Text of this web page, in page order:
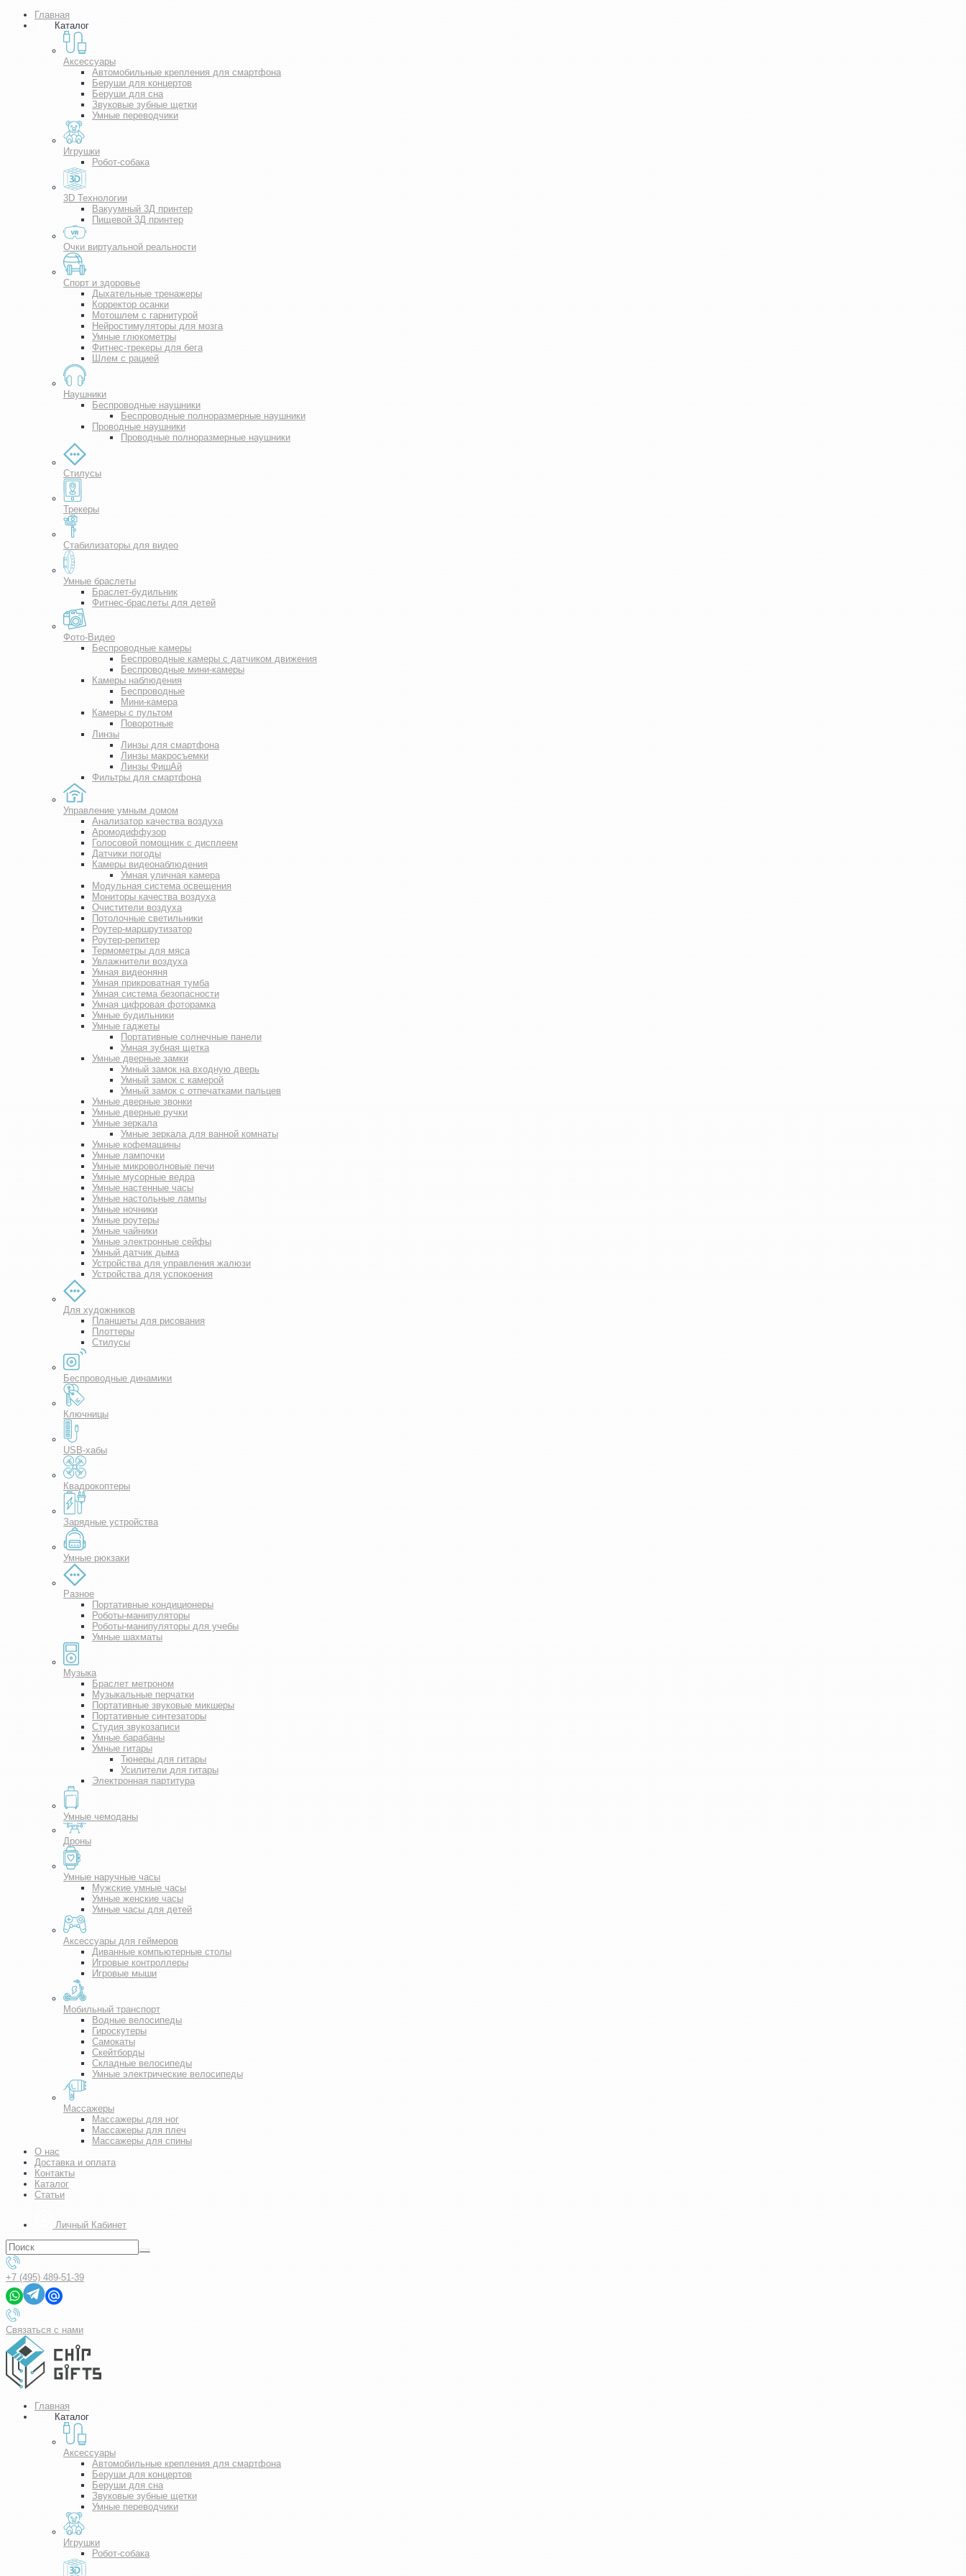
Главная
Каталог
Аксессуары
Автомобильные крепления для смартфона
Беруши для концертов
Беруши для сна
Звуковые зубные щетки
Умные переводчики
Игрушки
Робот-собака
3D Технологии
Вакуумный 3Д принтер
Пищевой 3Д принтер
Очки виртуальной реальности
Спорт и здоровье
Дыхательные тренажеры
Корректор осанки
Мотошлем с гарнитурой
Нейростимуляторы для мозга
Умные глюкометры
Фитнес-трекеры для бега
Шлем с рацией
Наушники
Беспроводные наушники
Беспроводные полноразмерные наушники
Проводные наушники
Проводные полноразмерные наушники
Стилусы
Трекеры
Стабилизаторы для видео
Умные браслеты
Браслет-будильник
Фитнес-браслеты для детей
Фото-Видео
Беспроводные камеры
Беспроводные камеры с датчиком движения
Беспроводные мини-камеры
Камеры наблюдения
Беспроводные
Мини-камера
Камеры с пультом
Поворотные
Линзы
Линзы для смартфона
Линзы макросъемки
Линзы ФишАй
Фильтры для смартфона
Управление умным домом
Анализатор качества воздуха
Аромодиффузор
Голосовой помощник с дисплеем
Датчики погоды
Камеры видеонаблюдения
Умная уличная камера
Модульная система освещения
Мониторы качества воздуха
Очистители воздуха
Потолочные светильники
Роутер-маршрутизатор
Роутер-репитер
Термометры для мяса
Увлажнители воздуха
Умная видеоняня
Умная прикроватная тумба
Умная система безопасности
Умная цифровая фоторамка
Умные будильники
Умные гаджеты
Портативные солнечные панели
Умная зубная щетка
Умные дверные замки
Умный замок на входную дверь
Умный замок с камерой
Умный замок с отпечатками пальцев
Умные дверные звонки
Умные дверные ручки
Умные зеркала
Умные зеркала для ванной комнаты
Умные кофемашины
Умные лампочки
Умные микроволновые печи
Умные мусорные ведра
Умные настенные часы
Умные настольные лампы
Умные ночники
Умные роутеры
Умные чайники
Умные электронные сейфы
Умный датчик дыма
Устройства для управления жалюзи
Устройства для успокоения
Для художников
Планшеты для рисования
Плоттеры
Стилусы
Беспроводные динамики
Ключницы
USB-хабы
Квадрокоптеры
Зарядные устройства
Умные рюкзаки
Разное
Портативные кондиционеры
Роботы-манипуляторы
Роботы-манипуляторы для учебы
Умные шахматы
Музыка
Браслет метроном
Музыкальные перчатки
Портативные звуковые микшеры
Портативные синтезаторы
Студия звукозаписи
Умные барабаны
Умные гитары
Тюнеры для гитары
Усилители для гитары
Электронная партитура
Умные чемоданы
Дроны
Умные наручные часы
Мужские умные часы
Умные женские часы
Умные часы для детей
Аксессуары для геймеров
Диванные компьютерные столы
Игровые контроллеры
Игровые мыши
Мобильный транспорт
Водные велосипеды
Гироскутеры
Самокаты
Скейтборды
Складные велосипеды
Умные электрические велосипеды
Массажеры
Массажеры для ног
Массажеры для плеч
Массажеры для спины
О нас
Доставка и оплата
Контакты
Каталог
Статьи
Личный Кабинет
+7 (495) 489-51-39
Связаться с нами
Главная
Каталог
Аксессуары
Автомобильные крепления для смартфона
Беруши для концертов
Беруши для сна
Звуковые зубные щетки
Умные переводчики
Игрушки
Робот-собака